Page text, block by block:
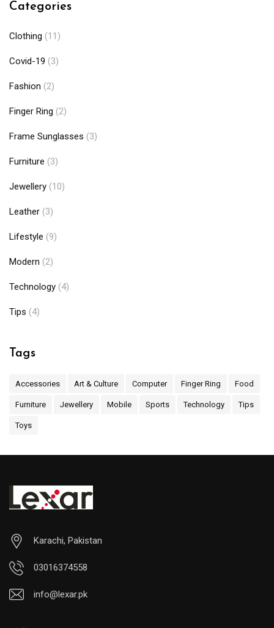
Categories
Clothing (11)
Covid-19 (3)
Fashion (2)
Finger Ring (2)
Frame Sunglasses (3)
Furniture (3)
Jewellery (10)
Leather (3)
Lifestyle (9)
Modern (2)
Technology (4)
Tips (4)
Tags
Accessories Art & Culture Computer Finger Ring Food
Furniture Jewellery Mobile Sports Technology Tips
Toys
Karachi, Pakistan
03016374558
info@lexar.pk